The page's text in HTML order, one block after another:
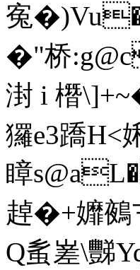
寃
�"桥
湗 i 橬
玀e3蹻H<
瞕
趠�+孊
Q蚃嵳\豒